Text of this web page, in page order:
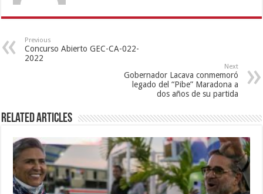
Previous
Concurso Abierto GEC-CA-022-
2022
Next
Gobernador Lacava conmemoró
legado del “Pibe” Maradona a
dos años de su partida
Related Articles